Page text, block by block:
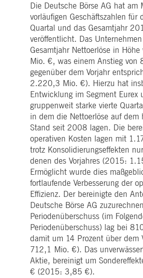
Die Deutsche Börse AG hat am
vorläufigen Geschäftszahlen für
Quartal und das Gesamtjahr
veröffentlicht. Das
Gesamtjahr Nettoerlöse in
Mio. €, was einem Anstieg von
gegenüber dem Vorjahr
2.220,3 Mio. €). Hierzu hat
Entwicklung im Segment Eurex
gruppenweit starke vierte
in dem die Nettoerlöse auf dem
Stand seit 2008 lagen. Die
operativen Kosten lagen mit
trotz Konsolidierungseffekten
denen des Vorjahres (2015:
Ermöglicht wurde dies
fortlaufende Verbesserung der
Effizienz. Der bereinigte den
Deutsche Börse AG
Periodenüberschuss (im
Periodenüberschuss) lag bei
damit um 14 Prozent über dem
712,1 Mio. €). Das
Aktie, bereinigt um
€ (2015: 3,85 €).
boerse.com
Amazon.com Inc.
broadcaster.walls.io
deutsche-
boerse.com
CookieScript
.deutsche-
boerse.com